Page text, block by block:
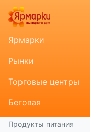
Ярмарки
Рынки
Торговые центры
Беговая
Продукты питания